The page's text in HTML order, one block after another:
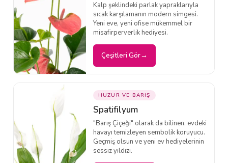
Kalp şeklindeki parlak yapraklarıyla
sıcak karşılamanın modern simgesi.
Yeni eve, yeni ofise mükemmel bir
misafirperverlik hediyesi.
Çeşitleri Gör
HUZUR VE BARIŞ
Spatifilyum
"Barış Çiçeği" olarak da bilinen, evdeki
havayı temizleyen sembolik koruyucu.
Geçmiş olsun ve yeni ev hediyelerinin
sessiz yıldızı.